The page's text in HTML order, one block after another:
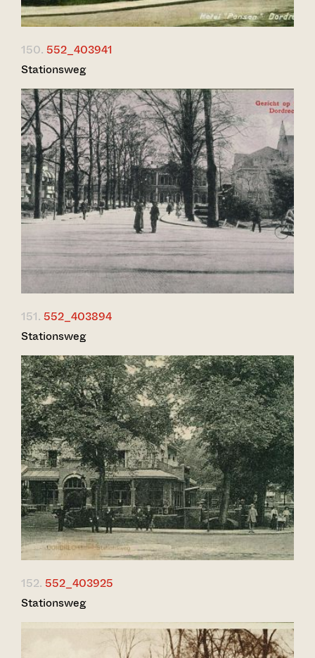
150. 552_403941
Stationsweg
151. 552_403894
Stationsweg
152. 552_403925
Stationsweg